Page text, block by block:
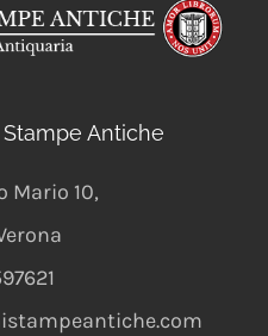
Antiche
Mario 10,